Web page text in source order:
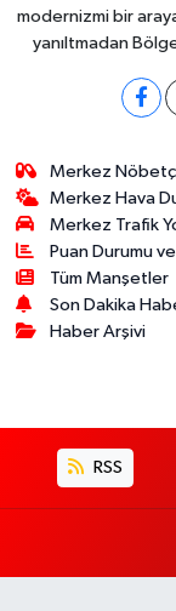
modernizmi bir
yanıltmadan
Merkez
Merkez Hava
Merkez Trafik
Puan Durumu
Tüm Manşetler
Son Dakika
Haber Arşivi
RSS